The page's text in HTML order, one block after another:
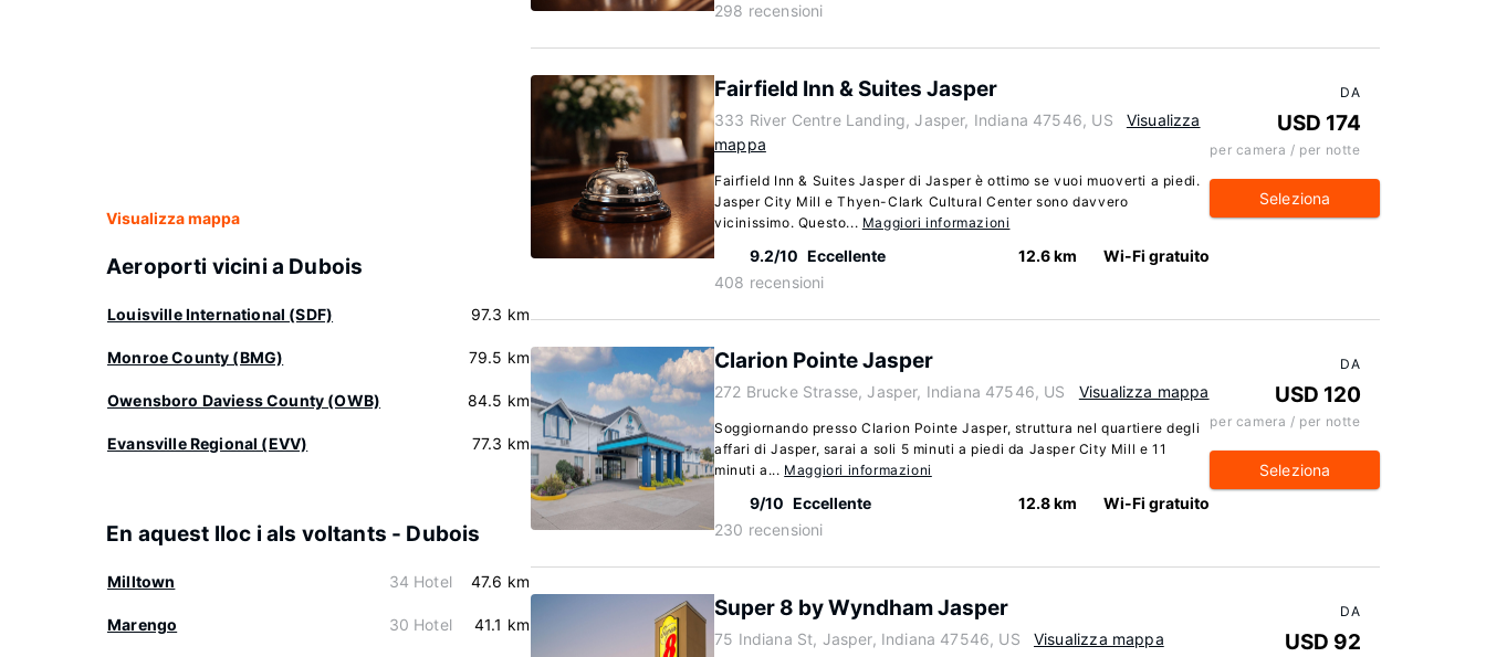
Visualizza mappa
Aeroporti vicini a Dubois
Louisville International (SDF) 97.3 km
Monroe County (BMG) 79.5 km
Owensboro Daviess County (OWB) 84.5 km
Evansville Regional (EVV) 77.3 km
En aquest lloc i als voltants - Dubois
Milltown 34 Hotel 47.6 km
Marengo 30 Hotel 41.1 km
298 recensioni
Fairfield Inn & Suites Jasper
333 River Centre Landing, Jasper, Indiana 47546, US
Visualizza
mappa
Fairfield Inn & Suites Jasper di Jasper è ottimo se vuoi muoverti a piedi.
Jasper City Mill e Thyen-Clark Cultural Center sono davvero
vicinissimo. Questo... Maggiori informazioni
9.2/10 Eccellente
408 recensioni
12.6 km Wi-Fi gratuito
DA
USD 174
per camera / per notte
Seleziona
Clarion Pointe Jasper
272 Brucke Strasse, Jasper, Indiana 47546, US Visualizza mappa
Soggiornando presso Clarion Pointe Jasper, struttura nel quartiere degli
affari di Jasper, sarai a soli 5 minuti a piedi da Jasper City Mill e 11
minuti a... Maggiori informazioni
9/10 Eccellente
230 recensioni
12.8 km Wi-Fi gratuito
DA
USD 120
per camera / per notte
Seleziona
Super 8 by Wyndham Jasper
75 Indiana St, Jasper, Indiana 47546, US Visualizza mappa
DA
USD 92